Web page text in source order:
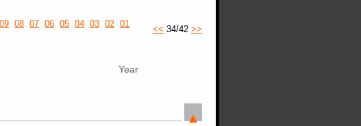
09 08 07 06 05 04 03 02 01
<< 34/42 >>
Year